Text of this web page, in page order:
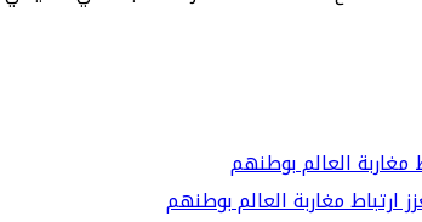
مغاربة العالم بوطنهم